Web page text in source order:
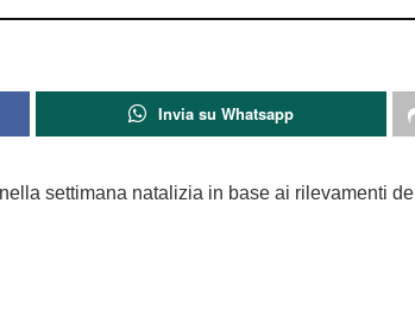
Invia su Whatsapp
settimana natalizia in base ai rilevamenti